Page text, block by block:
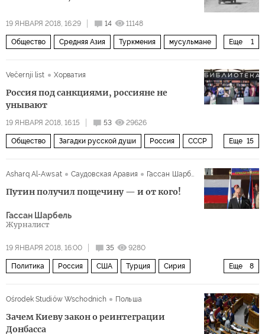
19 ЯНВАРЯ 2018, 16:29 14 11148
Еще 1
Общество Средняя Азия Туркмения мусульмане
Večernji list
Хорватия
Россия под санкциями, россияне не
унывают
19 ЯНВАРЯ 2018, 16:15 53 29626
Еще 15
Общество Загадки русской души Россия СССР
Владимир Путин Иосиф Сталин Михаил Горбачев
Чемпионат мира по футболу 2018 года (ЧМ-2018, ЧМ-2018 по футболу)
санкции безопасность
Asharq Al-Awsat Саудовская Аравия Гассан Шарбель
Путин получил пощечину — и от кого!
Гассан Шарбель
Журналист
19 ЯНВАРЯ 2018, 16:00 35 9280
Еще 8
Политика Россия США Турция Сирия
курды
Ośrodek Studiów Wschodnich Польша
Зачем Киеву закон о реинтеграции
Донбасса